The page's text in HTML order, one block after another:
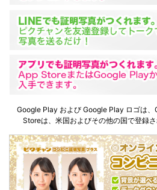
Google Play および Google Play ロゴは
Storeは、米国およびその他の国で登録